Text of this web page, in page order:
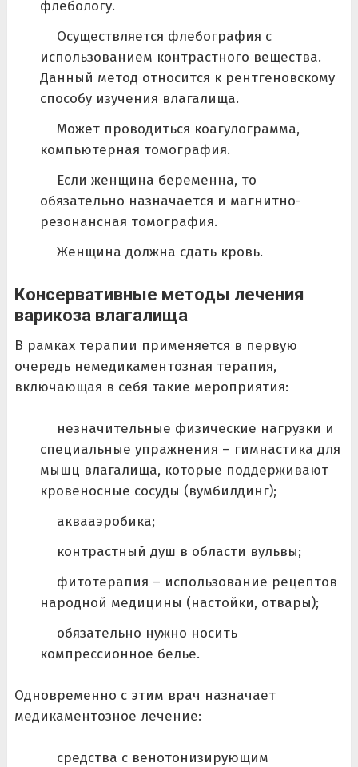
флебологу.
Осуществляется флебография с
использованием контрастного вещества.
Данный метод относится к рентгеновскому
способу изучения влагалища.
Может проводиться коагулограмма,
компьютерная томография.
Если женщина беременна, то
обязательно назначается и магнитно-
резонансная томография.
Женщина должна сдать кровь.
Консервативные методы лечения
варикоза влагалища
В рамках терапии применяется в первую
очередь немедикаментозная терапия,
включающая в себя такие мероприятия:
незначительные физические нагрузки и
специальные упражнения – гимнастика для
мышц влагалища, которые поддерживают
кровеносные сосуды (вумбилдинг);
аквааэробика;
контрастный душ в области вульвы;
фитотерапия – использование рецептов
народной медицины (настойки, отвары);
обязательно нужно носить
компрессионное белье.
Одновременно с этим врач назначает
медикаментозное лечение:
средства с венотонизирующим